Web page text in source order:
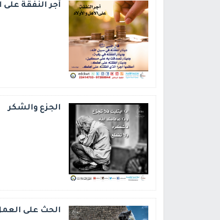
أجر النفقة على
الجزع والشكر
الحث على